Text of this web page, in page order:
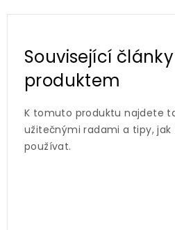
Související
produktem
K tomuto produktu najdete
užitečnými radami a tipy,
používat.